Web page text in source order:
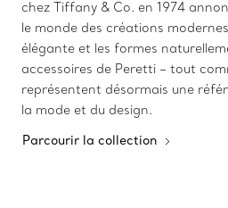
chez Tiffany & Co. en 1974
le monde des créations
élégante et les formes
accessoires de Peretti – tout
représentent désormais une
la mode et du design.
Parcourir la collection